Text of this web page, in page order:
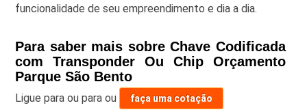
funcionalidade de seu empreendimento e dia a dia.
Para saber mais sobre Chave Codificada
com Transponder Ou Chip Orçamento
Parque São Bento
Ligue para ou para ou faça uma cotação